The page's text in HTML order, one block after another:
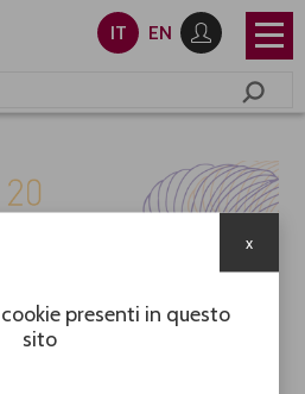
IT EN
presenti in questo
sito
x